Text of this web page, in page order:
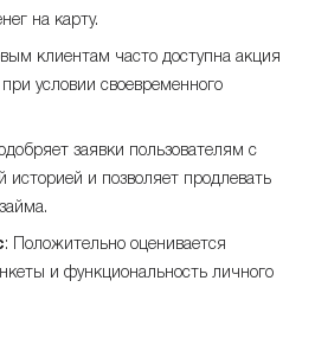
на карту.
клиентам часто доступна акция
условии своевременного
заявки пользователям с
историей и позволяет продлевать
: Положительно оценивается
и функциональность личного